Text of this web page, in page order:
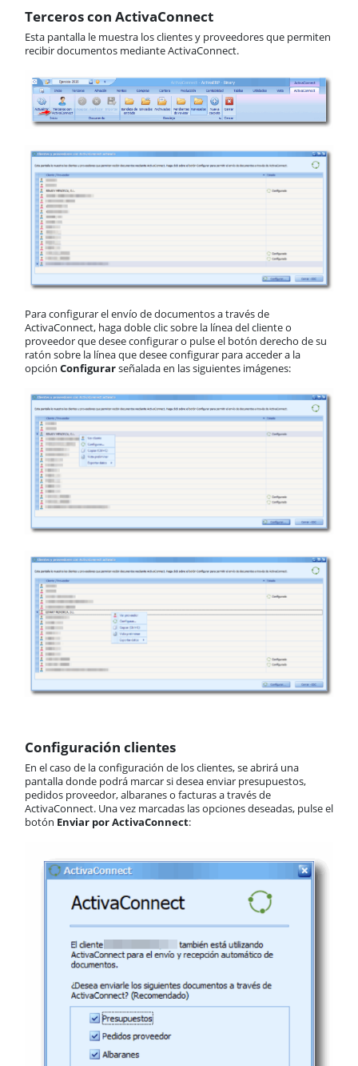
Terceros con ActivaConnect
Esta pantalla le muestra los clientes y proveedores que permiten
recibir documentos mediante ActivaConnect.
Para configurar el envío de documentos a través de
ActivaConnect, haga doble clic sobre la línea del cliente o
proveedor que desee configurar o pulse el botón derecho de su
ratón sobre la línea que desee configurar para acceder a la
opción Configurarseñalada en las siguientes imágenes:
Configuración clientes
En el caso de la configuración de los clientes, se abrirá una
pantalla donde podrá marcar si desea enviar presupuestos,
pedidos proveedor, albaranes o facturas a través de
ActivaConnect. Una vez marcadas las opciones deseadas, pulse el
botón Enviar por ActivaConnect: